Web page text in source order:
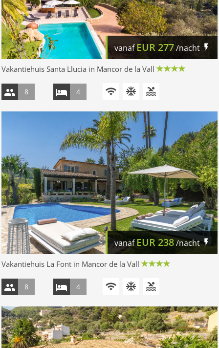
vanafEUR 277/nacht
Vakantiehuis Santa Llucia in Mancor de la Vall
8 4
vanafEUR 238/nacht
Vakantiehuis La Font in Mancor de la Vall
8 4